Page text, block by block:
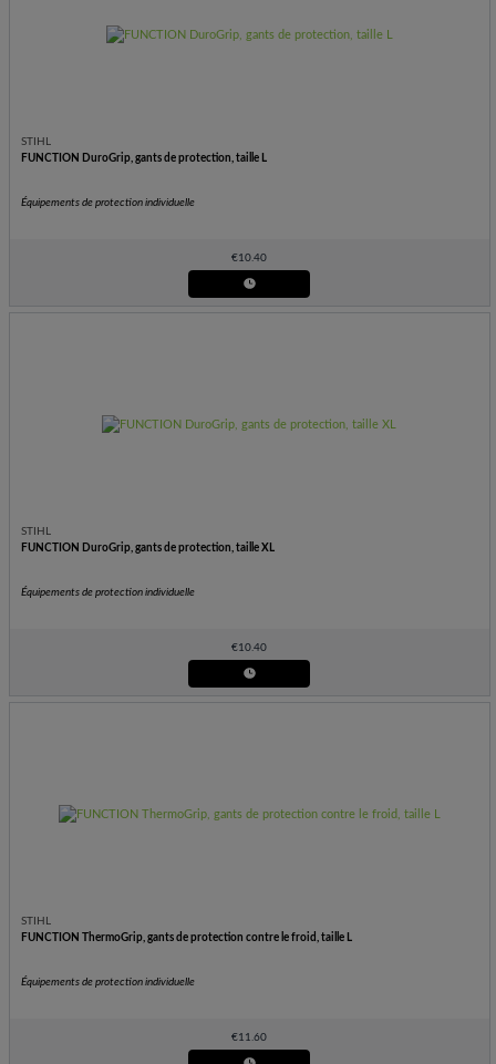
STIHL
FUNCTION DuroGrip, gants de protection, taille L
Équipements de protection individuelle
€10.40
STIHL
FUNCTION DuroGrip, gants de protection, taille XL
Équipements de protection individuelle
€10.40
STIHL
FUNCTION ThermoGrip, gants de protection contre le froid, taille L
Équipements de protection individuelle
€11.60